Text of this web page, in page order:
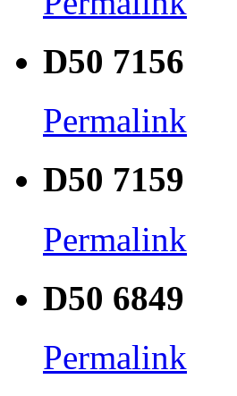
D50 7156
Permalink
D50 7159
Permalink
D50 6849
Permalink